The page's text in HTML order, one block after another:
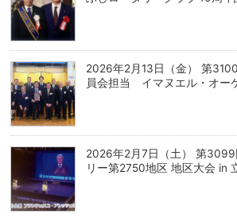
2026年2月13日（金） 第
員会担当 イマヌエル・オー
2026年2月7日（土） 第
リー第2750地区 地区大会 in